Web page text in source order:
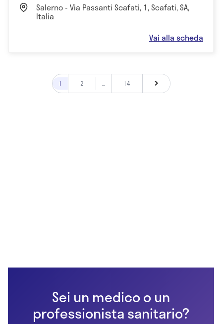
Salerno - Via Passanti Scafati, 1, Scafati, SA,
Italia
Vai alla scheda
1 2 ... 14
Sei un medico o un
professionista sanitario?